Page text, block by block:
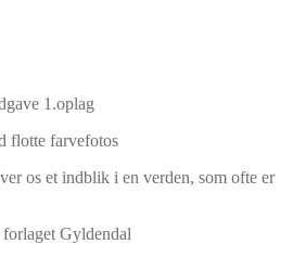
1.oplag
flotte farvefotos
os et indblik i en verden, som ofte er
Gyldendal